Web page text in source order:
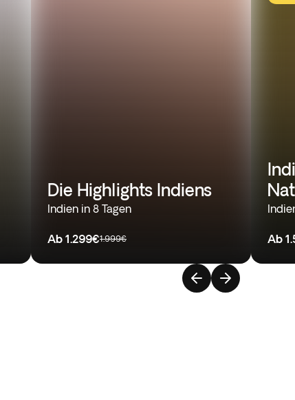
Die Highlights Indiens
Indien in 8 Tagen
Ab 1.299€1.999€ Ab